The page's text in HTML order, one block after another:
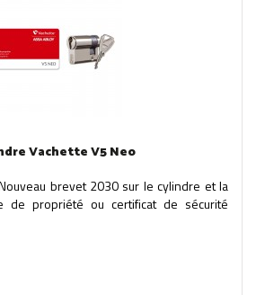
Vachette V5 Neo
brevet 2030 sur le cylindre et la
de propriété ou certificat de sécurité